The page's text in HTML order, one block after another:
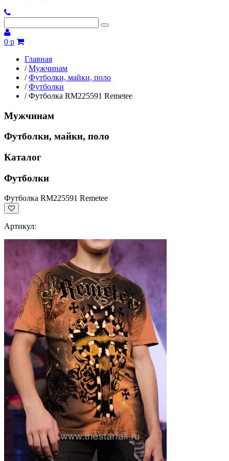
0 р
Главная
/ Мужчинам
/ Футболки, майки, поло
/ Футболки
/ Футболка RM225591 Remetee
Мужчинам
Футболки, майки, поло
Каталог
Футболки
Футболка RM225591 Remetee
Артикул: